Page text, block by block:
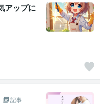
アップに
記事